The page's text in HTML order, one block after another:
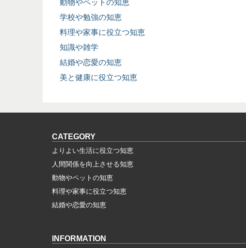
動物やペットの知恵
学校や勉強の知恵
料理や家事に役立つ知恵
知識や雑学
結婚や恋愛の知恵
美と健康に役立つ知恵
CATEGORY
よりよい生活に役立つ知恵
人間関係を向上させる知恵
動物やペットの知恵
料理や家事に役立つ知恵
結婚や恋愛の知恵
INFORMATION